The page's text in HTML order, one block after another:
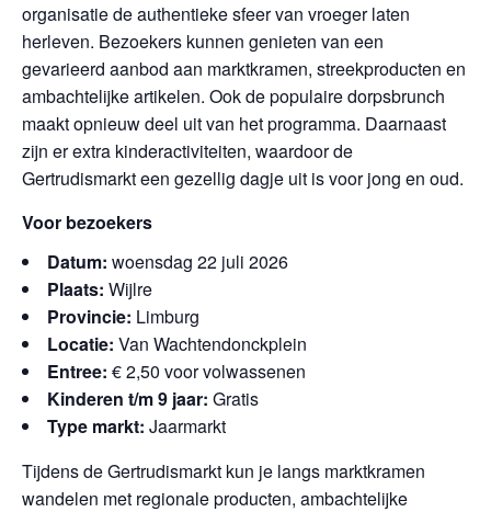
organisatie de authentieke sfeer van vroeger laten
herleven. Bezoekers kunnen genieten van een
gevarieerd aanbod aan marktkramen, streekproducten en
ambachtelijke artikelen. Ook de populaire dorpsbrunch
maakt opnieuw deel uit van het programma. Daarnaast
zijn er extra kinderactiviteiten, waardoor de
Gertrudismarkt een gezellig dagje uit is voor jong en oud.
Voor bezoekers
Datum: woensdag 22 juli 2026
Plaats: Wijlre
Provincie: Limburg
Locatie: Van Wachtendonckplein
Entree: € 2,50 voor volwassenen
Kinderen t/m 9 jaar: Gratis
Type markt: Jaarmarkt
Tijdens de Gertrudismarkt kun je langs marktkramen
wandelen met regionale producten, ambachtelijke